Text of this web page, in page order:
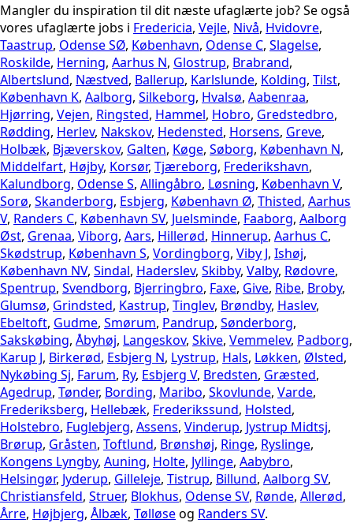
Mangler du inspiration til dit næste ufaglærte job? Se også
vores ufaglærte jobs i Fredericia, Vejle, Nivå, Hvidovre,
Taastrup, Odense SØ, København, Odense C, Slagelse,
Roskilde, Herning, Aarhus N, Glostrup, Brabrand,
Albertslund, Næstved, Ballerup, Karlslunde, Kolding, Tilst,
København K, Aalborg, Silkeborg, Hvalsø, Aabenraa,
Hjørring, Vejen, Ringsted, Hammel, Hobro, Gredstedbro,
Rødding, Herlev, Nakskov, Hedensted, Horsens, Greve,
Holbæk, Bjæverskov, Galten, Køge, Søborg, København N,
Middelfart, Højby, Korsør, Tjæreborg, Frederikshavn,
Kalundborg, Odense S, Allingåbro, Løsning, København V,
Sorø, Skanderborg, Esbjerg, København Ø, Thisted, Aarhus
V, Randers C, København SV, Juelsminde, Faaborg, Aalborg
Øst, Grenaa, Viborg, Aars, Hillerød, Hinnerup, Aarhus C,
Skødstrup, København S, Vordingborg, Viby J, Ishøj,
København NV, Sindal, Haderslev, Skibby, Valby, Rødovre,
Spentrup, Svendborg, Bjerringbro, Faxe, Give, Ribe, Broby,
Glumsø, Grindsted, Kastrup, Tinglev, Brøndby, Haslev,
Ebeltoft, Gudme, Smørum, Pandrup, Sønderborg,
Sakskøbing, Åbyhøj, Langeskov, Skive, Vemmelev, Padborg,
Karup J, Birkerød, Esbjerg N, Lystrup, Hals, Løkken, Ølsted,
Nykøbing Sj, Farum, Ry, Esbjerg V, Bredsten, Græsted,
Agedrup, Tønder, Bording, Maribo, Skovlunde, Varde,
Frederiksberg, Hellebæk, Frederikssund, Holsted,
Holstebro, Fuglebjerg, Assens, Vinderup, Jystrup Midtsj,
Brørup, Gråsten, Toftlund, Brønshøj, Ringe, Ryslinge,
Kongens Lyngby, Auning, Holte, Jyllinge, Aabybro,
Helsingør, Jyderup, Gilleleje, Tistrup, Billund, Aalborg SV,
Christiansfeld, Struer, Blokhus, Odense SV, Rønde, Allerød,
Årre, Højbjerg, Ålbæk, Tølløseog Randers SV.